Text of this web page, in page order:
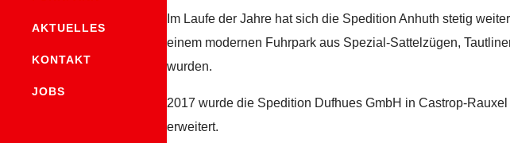
AKTUELLES
KONTAKT
JOBS
Im Laufe der Jahre hat sich die Spedition Anhuth stetig
einem modernen Fuhrpark aus Spezial-Sattelzügen,
wurden.
2017 wurde die Spedition Dufhues GmbH in Castrop-
erweitert.